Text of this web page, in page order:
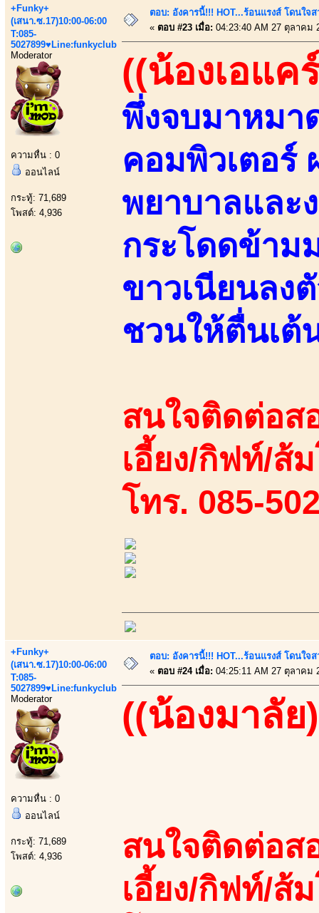
+Funky+
(เสนา.ซ.17)10:00-06:00
T:085-
5027899♥Line:funkyclub
Moderator
ความหื่น : 0
ออนไลน์
กระทู้: 71,689
โพสต์: 4,936
ตอบ: อังคารนี้!!! HOT...ร้อนแรงส์ โดนใจ
« ตอบ #23 เมื่อ: 04:23:40 AM 27 ตุลาคม
((น้องเอแค
พึ่งจบมาหมา
คอมพิวเตอร์
พยาบาลและ
กระโดดข้าม
ขาวเนียนลง
ชวนให้ตื่นเต้
สนใจติดต่อส
เอี้ยง/กิฟท์/ส้
โทร. 085-
+Funky+
(เสนา.ซ.17)10:00-06:00
T:085-
5027899♥Line:funkyclub
Moderator
ความหื่น : 0
ออนไลน์
กระทู้: 71,689
โพสต์: 4,936
ตอบ: อังคารนี้!!! HOT...ร้อนแรงส์ โดนใจ
« ตอบ #24 เมื่อ: 04:25:11 AM 27 ตุลาคม
((น้องมาลัย
สนใจติดต่อส
เอี้ยง/กิฟท์/ส้